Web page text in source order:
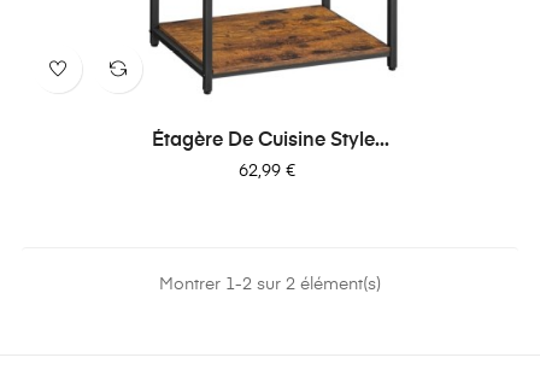
Étagère De Cuisine Style...
Prix
62,99 €
Montrer 1-2 sur 2 élément(s)